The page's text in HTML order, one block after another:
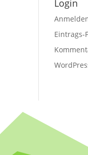
Login
Eintrags-